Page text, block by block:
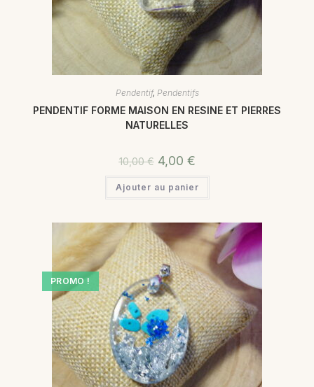
Pendentif, Pendentifs
PENDENTIF FORME MAISON EN RESINE ET PIERRES
NATURELLES
10,00€ 4,00 €
Ajouter au panier
PROMO !